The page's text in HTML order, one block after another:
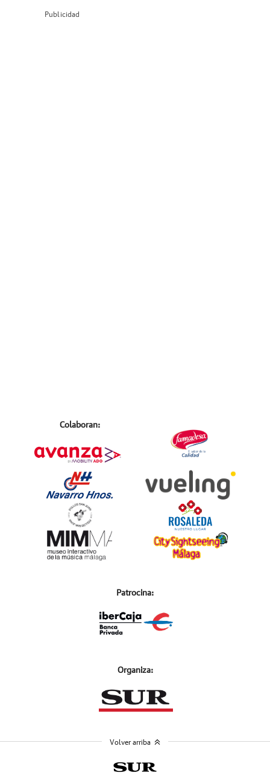
Publicidad
Colaboran:
Patrocina:
Organiza:
Volver arriba